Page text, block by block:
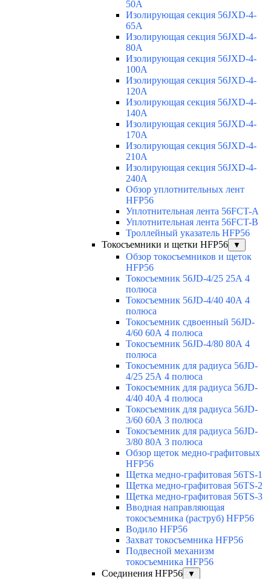
50A
Изолирующая секция 56JXD-4-
65A
Изолирующая секция 56JXD-4-
80A
Изолирующая секция 56JXD-4-
100A
Изолирующая секция 56JXD-4-
120A
Изолирующая секция 56JXD-4-
140A
Изолирующая секция 56JXD-4-
170A
Изолирующая секция 56JXD-4-
210A
Изолирующая секция 56JXD-4-
240A
Обзор уплотнительных лент
HFP56
Уплотнительная лента 56FCT-A
Уплотнительная лента 56FCT-B
Троллейный указатель HFP56
Токосъемники и щетки HFP56
▼
Обзор токосъемников и щеток
HFP56
Токосъемник 56JD-4/25 25А 4
полюса
Токосъемник 56JD-4/40 40А 4
полюса
Токосъемник сдвоенный 56JD-
4/60 60А 4 полюса
Токосъемник 56JD-4/80 80А 4
полюса
Токосъемник для радиуса 56JD-
4/25 25А 4 полюса
Токосъемник для радиуса 56JD-
4/40 40А 4 полюса
Токосъемник для радиуса 56JD-
3/60 60А 3 полюса
Токосъемник для радиуса 56JD-
3/80 80А 3 полюса
Обзор щеток медно-графитовых
HFP56
Щетка медно-графитовая 56TS-1
Щетка медно-графитовая 56TS-2
Щетка медно-графитовая 56TS-3
Вводная направляющая
токосъемника (раструб) HFP56
Водило HFP56
Захват токосъемника HFP56
Подвесной механизм
токосъемника HFP56
Соединения HFP56
▼